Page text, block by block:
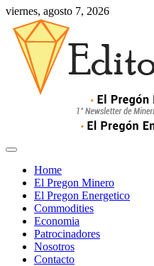
viernes, agosto 7, 2026
Home
El Pregon Minero
El Pregon Energetico
Commodities
Economia
Patrocinadores
Nosotros
Contacto